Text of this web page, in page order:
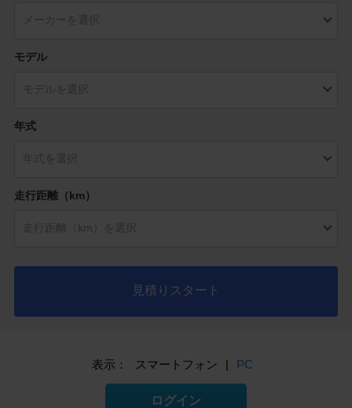
モデル
年式
走行距離（km）
見積りスタート
表示： スマートフォン | PC
ログイン